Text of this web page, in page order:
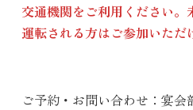
交通機関をご利用ください。
運転される方はご参加いただ
ご予約・お問い合わせ：宴